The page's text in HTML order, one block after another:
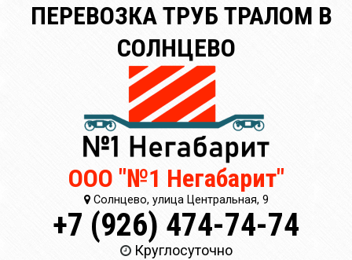
ПЕРЕВОЗКА ТРУБ ТРАЛОМ В
СОЛНЦЕВО
ООО "№1 Негабарит"
Солнцево, улица Центральная, 9
+7 (926) 474-74-74
Круглосуточно